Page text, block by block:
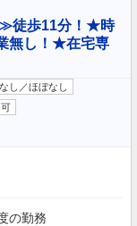
≫徒歩11分！★時
無し！★在宅専
し／ほぼなし
の勤務